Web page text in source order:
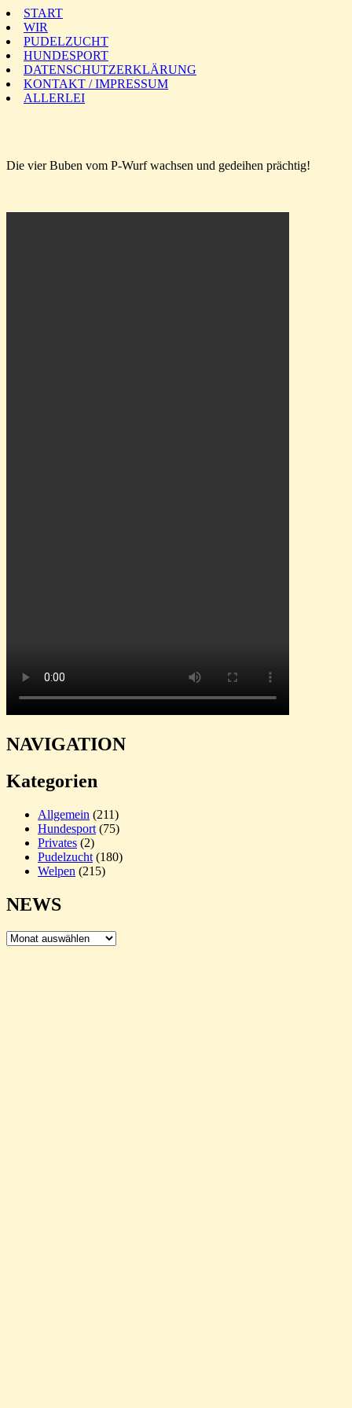
START
WIR
PUDELZUCHT
HUNDESPORT
DATENSCHUTZERKLÄRUNG
KONTAKT / IMPRESSUM
ALLERLEI
Die vier Buben vom P-Wurf wachsen und gedeihen prächtig!
NAVIGATION
Kategorien
Allgemein (211)
Hundesport (75)
Privates (2)
Pudelzucht (180)
Welpen (215)
NEWS
NEWS